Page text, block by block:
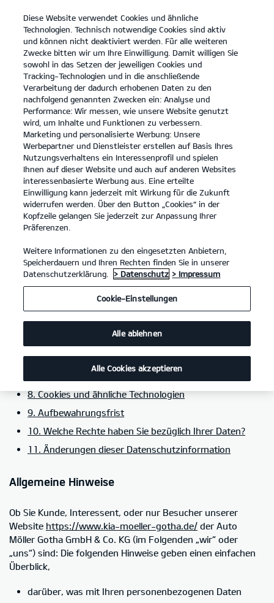
open
menu
KONTAKT
DATENSCHUTZ
DATENSCHUTZ
Inhaltsverzeichnis
Allgemeine Hinweise
1. Anwendungsbereich - verantwortliche Stelle -
Datenschutzbeauftragter
2. Wie erfassen wir Ihre Daten?
3. Probefahrt
4. Gewinnspiele
5. Kategorien von Empfängern personenbezogener
6. Einsatz von Social-Media-Plug-ins im Rahmen von
7. Einbindung von Diensten und Inhalten weiterer
8. Cookies und ähnliche Technologien
9. Aufbewahrungsfrist
10. Welche Rechte haben Sie bezüglich Ihrer Daten?
11. Änderungen dieser Datenschutzinformation
Allgemeine Hinweise
Ob Sie Kunde, Interessent, oder nur Besucher unserer
Website https://www.kia-moeller-gotha.de/ der Auto
Möller Gotha GmbH & Co. KG (im Folgenden „wir“ oder
„uns“) sind: Die folgenden Hinweise geben einen einfachen
Überblick,
darüber, was mit Ihren personenbezogenen Daten
Diese Website verwendet Cookies und ähnliche
Technologien. Technisch notwendige Cookies sind aktiv
und können nicht deaktiviert werden. Für alle weiteren
Zwecke bitten wir um Ihre Einwilligung. Damit willigen Sie
sowohl in das Setzen der jeweiligen Cookies und
Tracking-Technologien und in die anschließende
Verarbeitung der dadurch erhobenen Daten zu den
nachfolgend genannten Zwecken ein: Analyse und
Performance: Wir messen, wie unsere Website genutzt
wird, um Inhalte und Funktionen zu verbessern.
Marketing und personalisierte Werbung: Unsere
Werbepartner und Dienstleister erstellen auf Basis Ihres
Nutzungsverhaltens ein Interessenprofil und spielen
Ihnen auf dieser Website und auch auf anderen Websites
interessenbasierte Werbung aus. Eine erteilte
Einwilligung kann jederzeit mit Wirkung für die Zukunft
widerrufen werden. Über den Button „Cookies“ in der
Kopfzeile gelangen Sie jederzeit zur Anpassung Ihrer
Präferenzen.
Weitere Informationen zu den eingesetzten Anbietern,
Speicherdauern und Ihren Rechten finden Sie in unserer
Datenschutzerklärung.
> Datenschutz > Impressum
Cookie-Einstellungen
Alle ablehnen
Alle Cookies akzeptieren